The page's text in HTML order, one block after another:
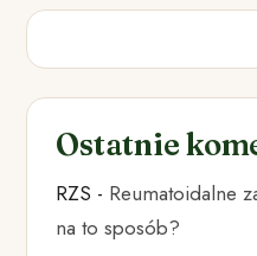
Ostatnie
RZS - Reumatoidalne
na to sposób?